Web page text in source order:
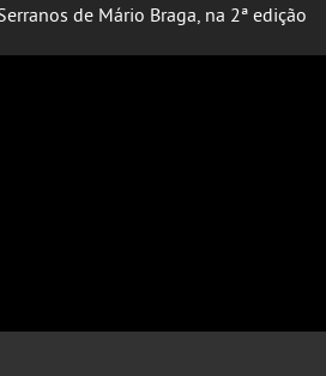
de Mário Braga, na 2ª edição